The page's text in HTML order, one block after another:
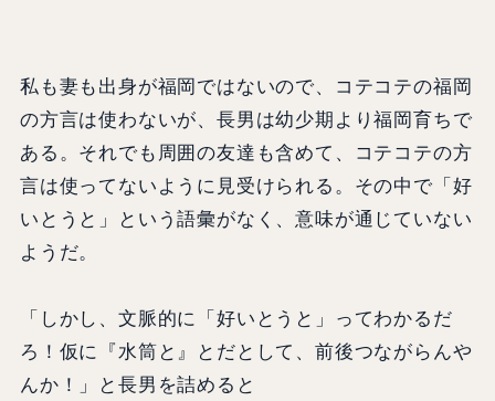
私も妻も出身が福岡ではないので、コテコテの福岡
の方言は使わないが、長男は幼少期より福岡育ちで
ある。それでも周囲の友達も含めて、コテコテの方
言は使ってないように見受けられる。その中で「好
いとうと」という語彙がなく、意味が通じていない
ようだ。
「しかし、文脈的に「好いとうと」ってわかるだ
ろ！仮に『水筒と』とだとして、前後つながらんや
んか！」と長男を詰めると